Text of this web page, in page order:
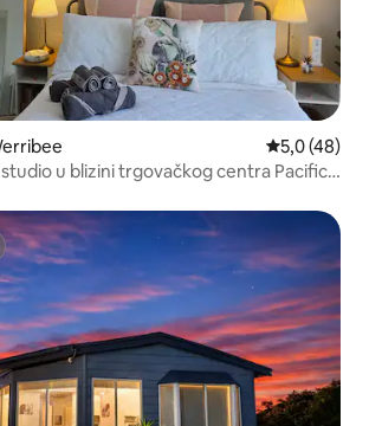
Prosječna
5,0 (48)
u blizini trgovačkog centra Pacific